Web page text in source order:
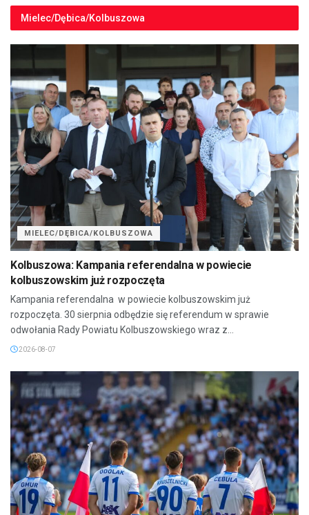
Mielec/Dębica/Kolbuszowa
MIELEC/DĘBICA/KOLBUSZOWA
Kolbuszowa: Kampania referendalna w powiecie
kolbuszowskim już rozpoczęta
Kampania referendalna w powiecie kolbuszowskim już
rozpoczęta. 30 sierpnia odbędzie się referendum w sprawie
odwołania Rady Powiatu Kolbuszowskiego wraz z...
2026-08-07